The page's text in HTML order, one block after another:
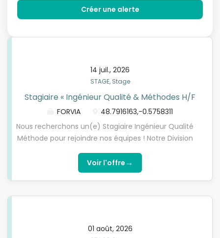
14 juil., 2026
STAGE, Stage
Stagiaire « Ingénieur Qualité & Méthodes H/F
FORVIA
48.7916163,-0.5758311
Nous recherchons un(e) Stagiaire Ingénieur Qualité
Méthode pour rejoindre nos équipes ! Notre Division
Ingénieur Qualité & Méthodes » F/H pour son site de
Caligny. Au sein du service Assemblage, vous serez
de l'usine de Caligny. Le site Faurecia de Caligny
Recherche et Développement des mécanismes de
Voir l'offre →
01 août, 2026